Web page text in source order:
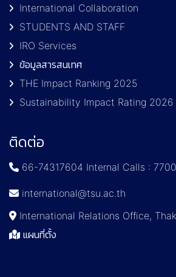
International Collaboration
STUDENTS AND STAFF
IRO Services
ข้อมูลสารสนเทศ
THE Impact Ranking 2025
Sustainability Impact Rating 2026
ติดต่อ
66-74317604 Internal Calls :
international@tsu.ac.th
International Relations Office,
แผนที่ตั้ง